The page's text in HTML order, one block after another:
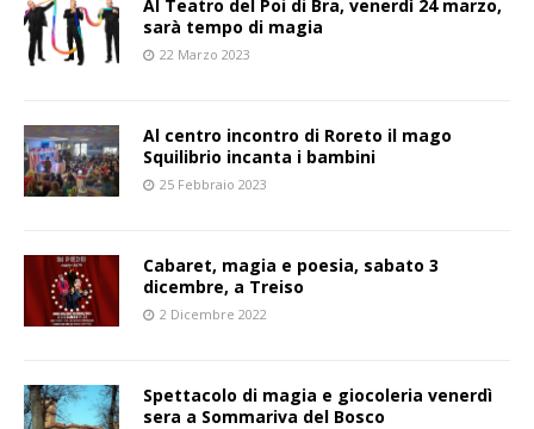
Al Teatro del Poi di Bra, venerdì 24 marzo,
sarà tempo di magia
22 Marzo 2023
Al centro incontro di Roreto il mago
Squilibrio incanta i bambini
25 Febbraio 2023
Cabaret, magia e poesia, sabato 3
dicembre, a Treiso
2 Dicembre 2022
Spettacolo di magia e giocoleria venerdì
sera a Sommariva del Bosco